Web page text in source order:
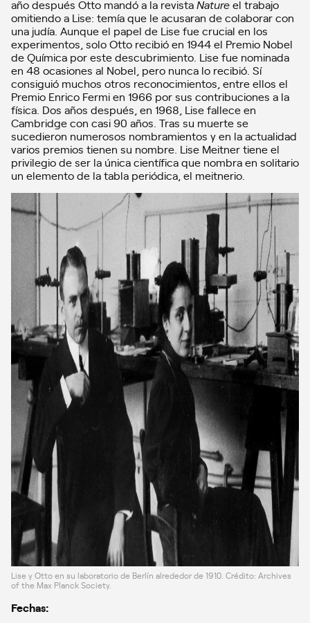
año después Otto mandó a la revistaNatureel trabajo
omitiendo a Lise: temía que le acusaran de colaborar con
una judía. Aunque el papel de Lise fue crucial en los
experimentos, solo Otto recibió en 1944 el Premio Nobel
de Química por este descubrimiento. Lise fue nominada
en 48 ocasiones al Nobel, pero nunca lo recibió. Sí
consiguió muchos otros reconocimientos, entre ellos el
Premio Enrico Fermi en 1966 por sus contribuciones a la
física. Dos años después, en 1968, Lise fallece en
Cambridge con casi 90 años. Tras su muerte se
sucedieron numerosos nombramientos y en la actualidad
varios premios tienen su nombre. Lise Meitner tiene el
privilegio de ser la única científica que nombra en solitario
un elemento de la tabla periódica, el meitnerio.
Lise y Otto en su laboratorio de Berlín alrededor de 1910. Crédito: Archives
of the Max Planck Society.
Fechas: